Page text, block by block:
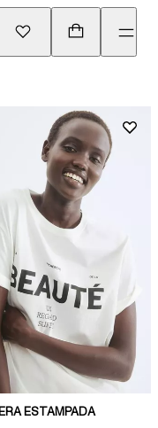
ESTAMPADA